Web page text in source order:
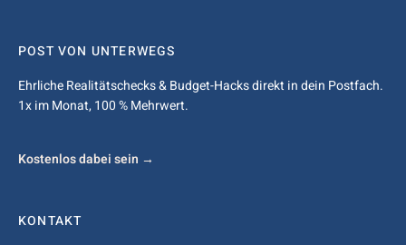
POST VON UNTERWEGS
Ehrliche Realitätschecks & Budget-Hacks direkt in dein Postfach.
1x im Monat, 100 % Mehrwert.
Kostenlos dabei sein →
KONTAKT